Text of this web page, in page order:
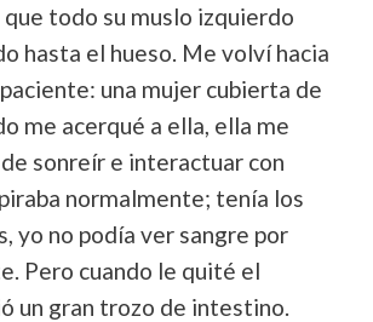
todo su muslo izquierdo
hasta el hueso. Me volví hacia
una mujer cubierta de
me acerqué a ella, ella me
sonreír e interactuar con
normalmente; tenía los
yo no podía ver sangre por
Pero cuando le quité el
un gran trozo de intestino.